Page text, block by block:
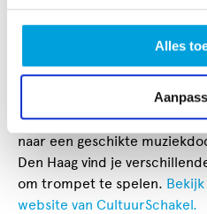
Alles
Als je thuis veel oefent, kun
meestal al een simpel liedje
Vind
Zodra je weet welke les bij
naar een geschikte
Den Haag vind je
om trompet te spelen.
website van CultuurSchakel.